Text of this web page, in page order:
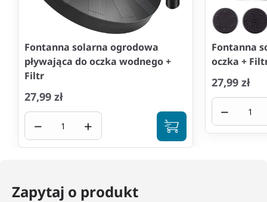
Fontanna solarna ogrodowa
pływająca do oczka wodnego +
Filtr
27,99 zł
− +
Fontanna
oczka +
27,99 zł
−
Zapytaj o produkt